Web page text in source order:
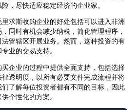
，尽快适应稳定经济的企业家。
求斯收购企业的好处包括可以进入非洲
同时有机会减少纳税，简化管理程序，
管辖区开展业务。然而，这种投资的有
业的交易支持。
企业的过程中提供全面支持，包括选择
透明度，以所有必要文件完成流程并将
了解每位投资者都有不同的目标，因此
个性化的方案。